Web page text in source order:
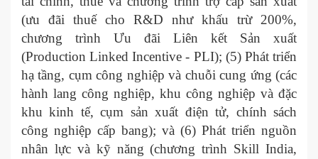
(ưu đãi thuế cho R&D như khấu trừ 200%,
chương trình Ưu đãi Liên kết Sản xuất
(Production Linked Incentive - PLI); (5) Phát triển
hạ tầng, cụm công nghiệp và chuỗi cung ứng (các
hành lang công nghiệp, khu công nghiệp và đặc
khu kinh tế, cụm sản xuất điện tử, chính sách
công nghiệp cấp bang); và (6) Phát triển nguồn
nhân lực và kỹ năng (chương trình Skill India,